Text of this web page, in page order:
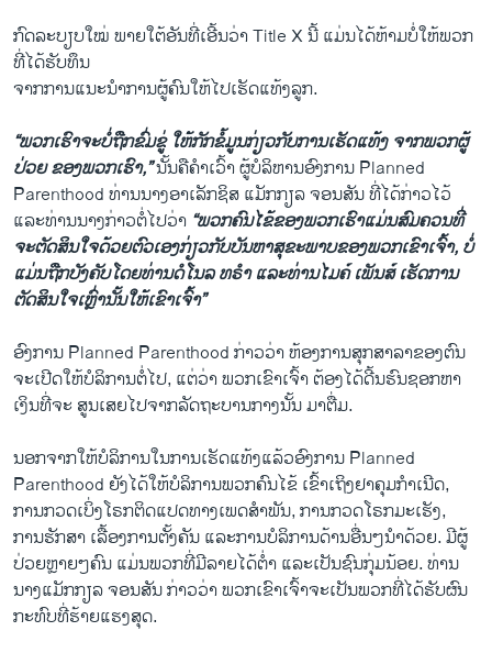
ກົດລະ​ບຽບໃໝ່ ພາຍ​ໃຕ້​ອັນ​ທີ່​ເອີ້ນ​ວ່າ Title X ນີ້ ແມ່ນ​ໄດ້ຫ້າມ​ບໍ່​ໃຫ້​ພວກ​
ທີ່​ໄດ້​ຮັບ​ທຶນ
ຈາກ​ການ​ແນະ​ນຳ​ການ​ຜູ້​ຄົນ​ໃຫ້ໄປເຮັດ​ແທ້ງ​ລູກ.
“ພວກ​ເຮົາ​ຈະ​ບໍ່​ຖືກ​ຂົ່ມ​ຂູ່ ໃຫ້ກັກ​ຂໍ້​ມູນ​ກ່ຽວ​ກັບ​ການເຮັດ​ແທ້ງ ຈາກ​ພວກ​ຜູ້​
ປ່ວຍ ຂອງ​ພວກ​ເຮົາ,”ນັ້ນ​ຄື​ຄຳ​ເວົ້າ ຜູ້​ບໍ​ລິ​ຫານອົງການ​ Planned
Parenthood ທ່ານນາງອາ​ເລັກ​ຊິ​ສ ແມັກ​ກຽ​ລ ຈອນ​ສັນ ​ທີ່ໄດ້​ກ່າວ​ໄວ້
ແລະ​ທ່ານ​ນາງ​ກ່າວ​ຕໍ່​ໄປ​ວ່າ “ພວກ​ຄົນ​ໄຂ້ຂອງ​ພວກ​ເຮົາ​ແມ່ນ​ສົມ​ຄວນ​ທີ່​
ຈະ​ຕັດ​ສິນ​ໃຈ​ດ້ວຍ​ຕົວ​ເອງກ່ຽວ​ກັບ​ບັນ​ຫາ​ສຸ​ຂະ​ພາບ​ຂອງພວກ​ເຂົາ​ເຈົ້າ, ບໍ່​
ແມ່ນ​ຖືກ​ບັງ​ຄັບໂດຍທ່ານ​ດໍ​ໂນລ ທ​ຣຳ ແລະ​ທ່ານ​ໄມ​ຄ໌ ເພັນ​ສ໌ ເຮັດ​ການ​
ຕັດ​ສິນ​ໃຈ​ເຫຼົ່າ​ນັ້ນ​ໃຫ້​ເຂົາ​ເຈົ້າ”
​ອົງ​ການ​ Planned Parenthood ​ກ່າວວ່າ ຫ້ອງ​ການ​ສຸກ​ສາ​ລາ​ຂອງ​ຕົນ​
ຈະ​ເປີດໃຫ້​ບໍ​ລິ​ການ​ຕໍ່​ໄປ, ແຕ່​ວ່າ ພວກ​ເຂົາ​ເຈົ້າ ຕ້ອງ​ໄດ້ດີ້ນ​ຮົນຊ​ອກ​ຫາ​
ເງິນທີ່ຈະ​ ສູນ​ເສຍໄປຈາກ​ລັດ​ຖະ​ບານ​ກາງນັ້ນ ມາ​ຕື່ມ.
ນອກ​ຈາກໃ​ຫ້​ບໍ​ລິ​ການ​ໃນ​ການເຮັດ​ແທ້ງ​ແລ້ວອົງ​ການ​ Planned
Parenthood ​ຍັງ​ໄດ້​ໃຫ້​ບໍ​ລິ​ການ​ພວກ​ຄົນ​ໄຂ້ ເຂົ້າ​ເຖິງ​ຢາ​ຄຸມ​ກຳ​ເນີດ,
ການກວດ​ເບິ່ງ​ໂຣກ​ຕິດ​ແປດທາງ​ເພດສຳ​ພັນ, ການກວດ​ໂຣກມະ​ເຮັງ,
ການ​ຮັກ​ສາ ​ເລື້ອງ​ການ​ຕັ້ງ​ຄັນ ແລະ​ການ​ບໍ​ລິ​ການ​ດ້ານ​ອື່ນ​ໆນຳ​ດ້ວຍ. ມີ​ຜູ້​
ປ່ວຍ​ຫຼາຍໆ​ຄົນ ​ແມ່ນ​ພວກທີ່​ມີ​ລາຍ​ໄດ້​ຕ່ຳ ແລະ​ເປັນ​ຊົນ​ກຸ່ມ​ນ້ອຍ. ທ່ານ
ນາງແມັກ​ກຽ​ລ ຈອນສັນ ກ່າວ​ວ່າ ພວກ​ເຂົາ​ເຈົ້າ​ຈະ​ເປັນ​ພວກ​ທີ່ໄດ້​ຮັບ​ຜົນ​
ກະ​ທົບ​ທີ່​ຮ້າຍ​ແຮງ​ສຸດ.